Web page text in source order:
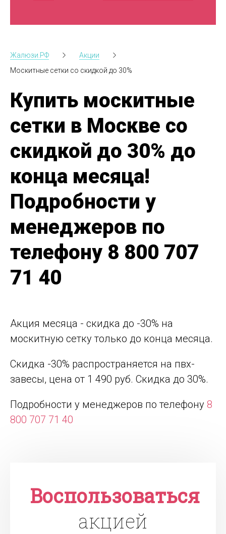
Жалюзи.РФ
Акции
Москитные сетки со скидкой до 30%
Купить москитные
сетки в Москве со
скидкой до 30% до
конца месяца!
Подробности у
менеджеров по
телефону 8 800 707
71 40
Акция месяца - скидка до -30% на
москитную сетку только до конца месяца.
Скидка -30% распространяется на пвх-
завесы, цена от 1 490 руб. Скидка до 30%.
Подробности у менеджеров по телефону 8
800 707 71 40
Воспользоваться
акцией